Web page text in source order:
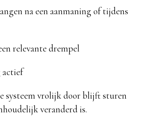
na een aanmaning of tijdens
relevante drempel
actief
systeem vrolijk door blijft sturen
veranderd is.